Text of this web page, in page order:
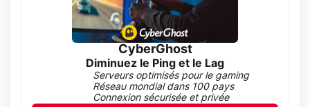
CyberGhost
Diminuez le Ping et le Lag
Serveurs optimisés pour le gaming
Réseau mondial dans 100 pays
Connexion sécurisée et privée